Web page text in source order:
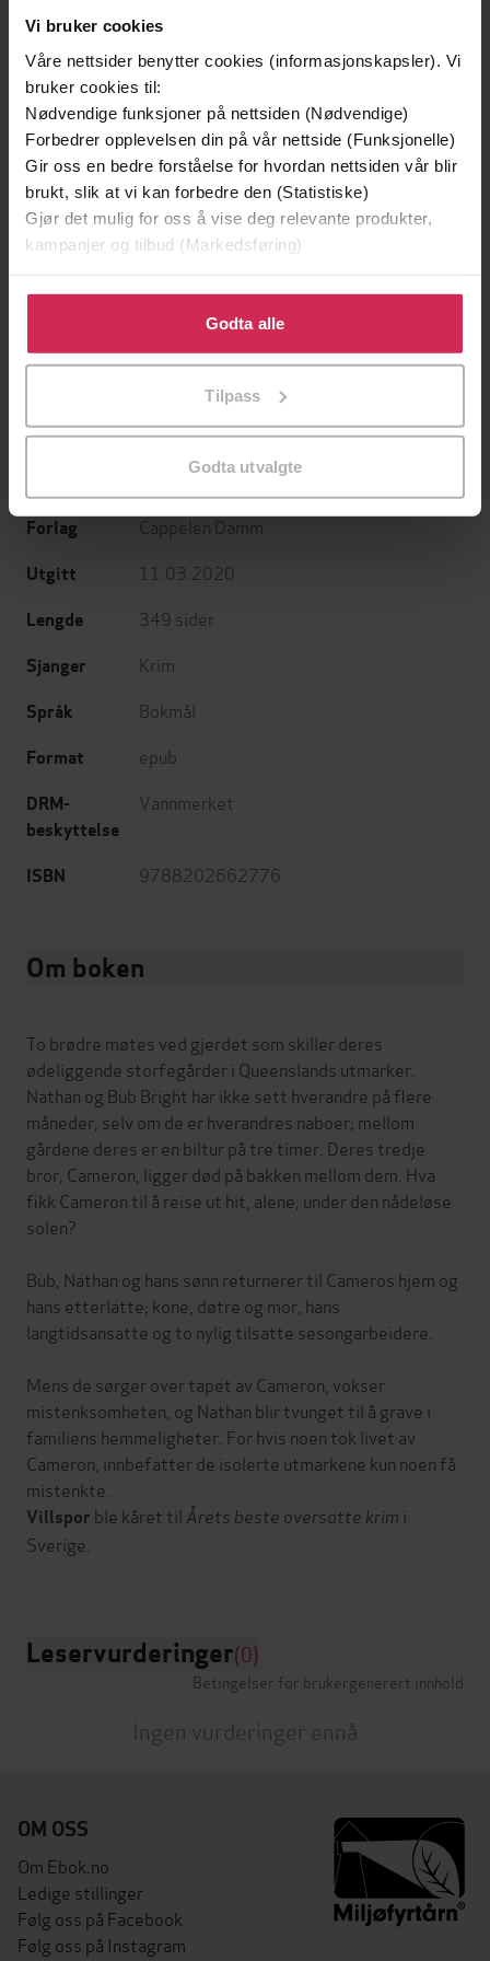
Vi bruker cookies
Våre nettsider benytter cookies (informasjonskapsler). Vi
bruker cookies til:
Nødvendige funksjoner på nettsiden (Nødvendige)
Forbedrer opplevelsen din på vår nettside (Funksjonelle)
Gir oss en bedre forståelse for hvordan nettsiden vår blir
brukt, slik at vi kan forbedre den (Statistiske)
Gjør det mulig for oss å vise deg relevante produkter,
kampanjer og tilbud (Markedsføring)
Klikk på «Godta alle» for å gi oss ditt samtykke til å
bruke cookies for alle disse formålene. Du kan også
tilpasse ditt samtykke til spesifikke formål ved å klikke
Godta alle
Tilpass
Godta utvalgte
199,-
Jane Harper (forfatter),
Forlag Cappelen Damm
Utgitt 11.03.2020
Lengde 349 sider
Sjanger Krim
Språk Bokmål
Format epub
DRM-
beskyttelse
Vannmerket
ISBN 9788202662776
Om boken
To brødre møtes ved gjerdet som skiller deres
ødeliggende storfegårder i Queenslands utmarker.
Nathan og Bub Bright har ikke sett hverandre på flere
måneder, selv om de er hverandres naboer; mellom
gårdene deres er en biltur på tre timer. Deres tredje
bror, Cameron, ligger død på bakken mellom dem. Hva
fikk Cameron til å reise ut hit, alene, under den nådeløse
solen?
Bub, Nathan og hans sønn returnerer til Cameros hjem og
hans etterlatte; kone, døtre og mor, hans
langtidsansatte og to nylig tilsatte sesongarbeidere.
Mens de sørger over tapet av Cameron, vokser
mistenksomheten, og Nathan blir tvunget til å grave i
familiens hemmeligheter. For hvis noen tok livet av
Cameron, innbefatter de isolerte utmarkene kun noen få
mistenkte.
Villspor ble kåret til Årets beste oversatte krim i
Sverige.
Leservurderinger(0)
Betingelser for brukergenerert innhold
Ingen vurderinger ennå
OM OSS
Om Ebok.no
Ledige stillinger
Følg oss på Facebook
Følg oss på Instagram